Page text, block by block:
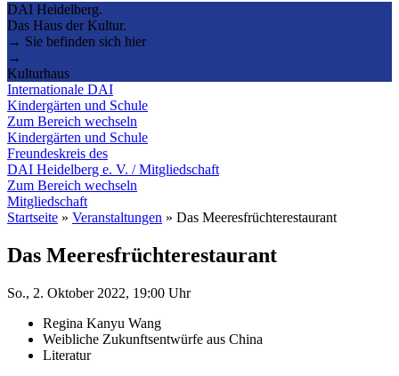
DAI Heidelberg.
Das Haus der Kultur.
→ Sie befinden sich hier
→
Kulturhaus
Internationale DAI
Kindergärten und Schule
Zum Bereich wechseln
Kindergärten und Schule
Freundeskreis des
DAI Heidelberg e. V. / Mitgliedschaft
Zum Bereich wechseln
Mitgliedschaft
Startseite » Veranstaltungen » Das Meeresfrüchterestaurant
Das Meeresfrüchterestaurant
So., 2. Oktober 2022, 19:00 Uhr
Regina Kanyu Wang
Weibliche Zukunftsentwürfe aus China
Literatur